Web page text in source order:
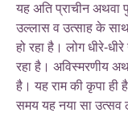
यह अति प्राचीन अथवा
उल्लास व उत्साह के
हो रहा है। लोग धीरे-
रहा है। अविस्मरणीय
है। यह राम की कृपा ही
समय यह नया सा उत्सव